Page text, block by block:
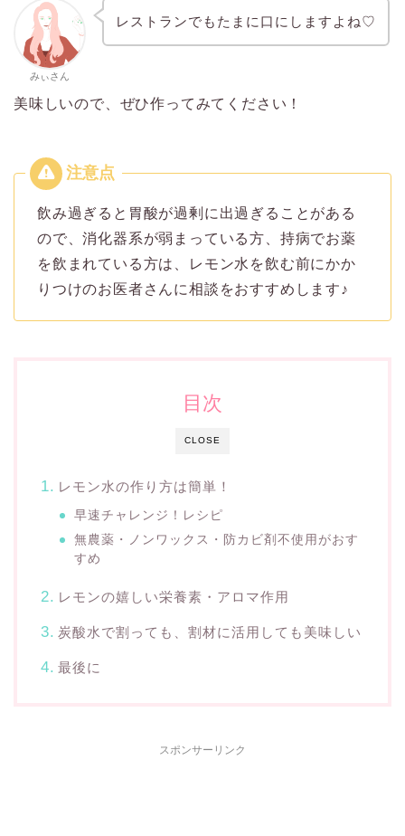
みぃさん
レストランでもたまに口にしますよね♡
美味しいので、ぜひ作ってみてください！
飲み過ぎると胃酸が過剰に出過ぎることがある
ので、消化器系が弱まっている方、持病でお薬
を飲まれている方は、レモン水を飲む前にかか
りつけのお医者さんに相談をおすすめします♪
CLOSE
目次
レモン水の作り方は簡単！
早速チャレンジ！レシピ
無農薬・ノンワックス・防カビ剤不使用がおす
すめ
レモンの嬉しい栄養素・アロマ作用
炭酸水で割っても、割材に活用しても美味しい
最後に
スポンサーリンク